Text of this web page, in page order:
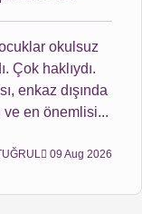
okulsuz
Çok haklıydı.
enkaz dışında
ve en önemlisi...
09 Aug 2026